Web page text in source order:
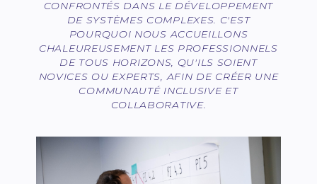
CONFRONTÉS DANS LE DÉVELOPPEMENT
DE SYSTÈMES COMPLEXES. C'EST
POURQUOI NOUS ACCUEILLONS
CHALEUREUSEMENT LES PROFESSIONNELS
DE TOUS HORIZONS, QU'ILS SOIENT
NOVICES OU EXPERTS, AFIN DE CRÉER UNE
COMMUNAUTÉ INCLUSIVE ET
COLLABORATIVE.